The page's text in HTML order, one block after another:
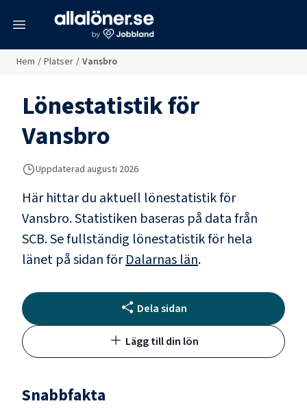
Hem / Platser / Vansbro
Lönestatistik för
Vansbro
Uppdaterad augusti 2026
Här hittar du aktuell lönestatistik för
Vansbro. Statistiken baseras på data från
SCB.Se fullständig lönestatistik för hela
länet på sidan för Dalarnas län.
Dela sidan
Lägg till din lön
Snabbfakta